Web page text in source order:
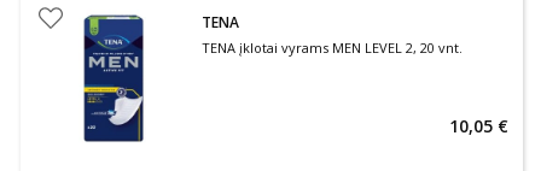
TENA
TENA įklotai vyrams MEN LEVEL 2, 20 vnt.
10,05 €